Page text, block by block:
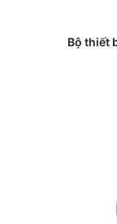
Bộ thiết